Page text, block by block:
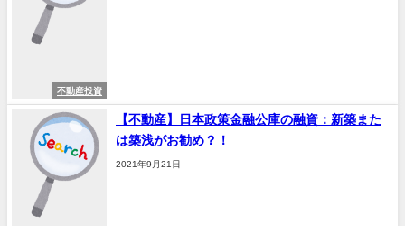
不動産投資
【不動産】日本政策金融公庫の融資：新築また
は築浅がお勧め？！
2021年9月21日